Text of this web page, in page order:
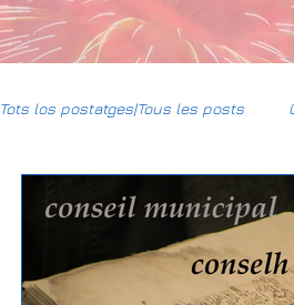
Tots los postatges|Tous les posts
HumUm Mun
Daniel-DPL Gravière